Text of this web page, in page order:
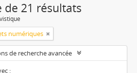
de 21 résultats
numériques
de recherche avancée
: